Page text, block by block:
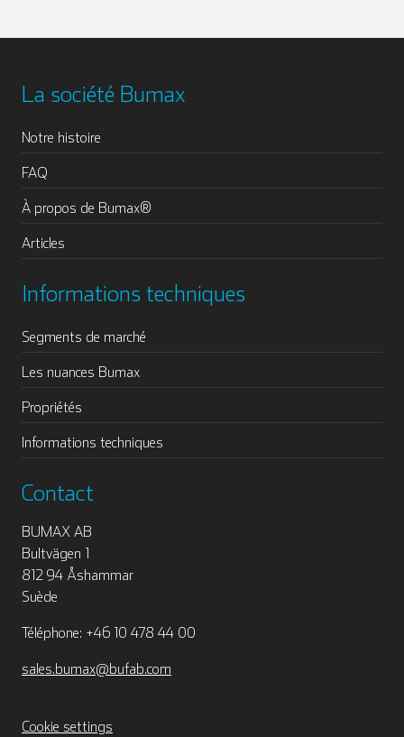
La société Bumax
Notre histoire
FAQ
À propos de Bumax®
Articles
Informations techniques
Segments de marché
Les nuances Bumax
Propriétés
Informations techniques
Contact
BUMAX AB
Bultvägen 1
812 94 Åshammar
Suède
Téléphone: +46 10 478 44 00
sales.bumax@bufab.com
Cookie settings